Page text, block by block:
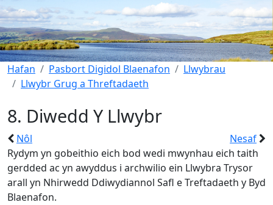
Hafan Pasbort Digidol Blaenafon
Llwybrau
Llwybr Grug a Threftadaeth
8. Diwedd Y Llwybr
Nôl
Nesaf
Rydym yn gobeithio eich bod wedi mwynhau eich taith
gerdded ac yn awyddus i archwilio ein Llwybra Trysor
arall yn Nhirwedd Ddiwydiannol Safl e Treftadaeth y Byd
Blaenafon.